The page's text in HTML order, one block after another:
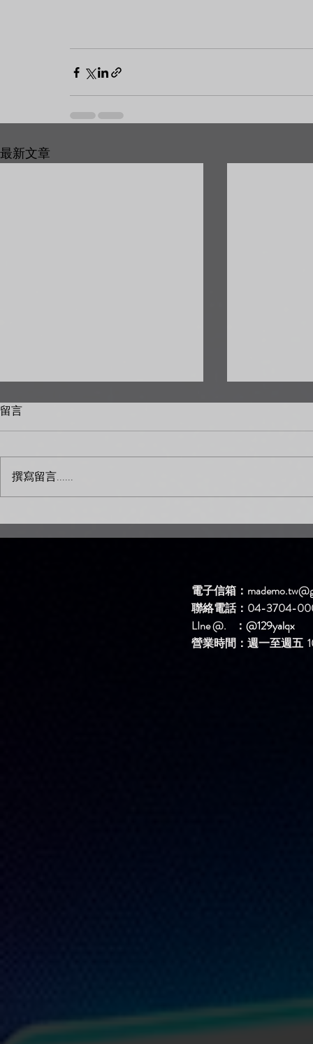
最新文章
新歌DEMO區上架新歌啦！
【簡單問題】
新歌DEMO
【生氣】
留言
撰寫留言......
電子信箱：
聯絡電話：04-3704-
LIne @. ： @129yalqx
營業時間：週一至週五